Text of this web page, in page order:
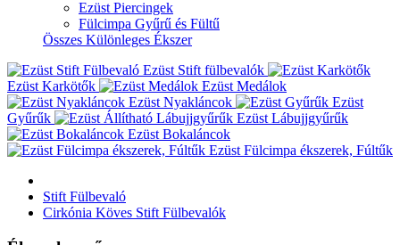
Ezüst Piercingek
Fülcimpa Gyűrű és Fültű
Összes Különleges Ékszer
Ezüst Stift fülbevalók
Ezüst Karkötők
Ezüst Medálok
Ezüst Nyakláncok
Ezüst
Gyűrűk
Ezüst Lábujjgyűrűk
Ezüst Bokaláncok
Ezüst Fülcimpa ékszerek, Fúltűk
Stift Fülbevaló
Cirkónia Köves Stift Fülbevalók